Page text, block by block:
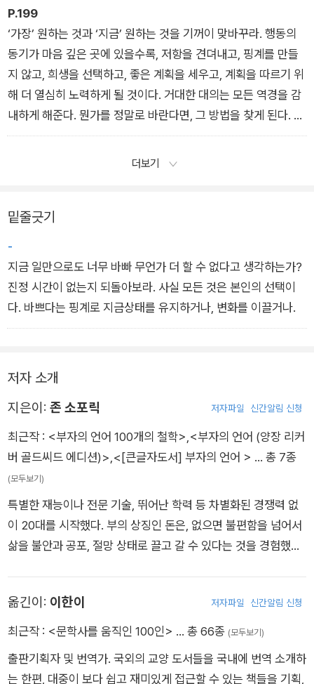
P.199
‘가장’ 원하는 것과 ‘지금’ 원하는 것을 기꺼이 맞바꾸라. 행동의
동기가 마음 깊은 곳에 있을수록, 저항을 견뎌내고, 핑계를 만들
지 않고, 희생을 선택하고, 좋은 계획을 세우고, 계획을 따르기 위
해 더 열심히 노력하게 될 것이다. 거대한 대의는 모든 역경을 감
내하게 해준다. 뭔가를 정말로 바란다면, 그 방법을 찾게 된다. 그
렇지 않다면, 핑계를 찾게 될 것이다. 성공에 대한 자신만의 결의
가 그 어떤 것보다 중요하다는 사실을 늘 마음에 간직하라.
더보기
밑줄긋기
-
지금 일만으로도 너무 바빠 무언가 더 할 수 없다고 생각하는가?
진정 시간이 없는지 되돌아보라. 사실 모든 것은 본인의 선택이
다. 바쁘다는 핑계로 지금상태를 유지하거나, 변화를 이끌거나.
저자 소개
지은이: 존 소포릭 저자파일 신간알림 신청
최근작 : <부자의 언어 100개의 철학> <부자의 언어 (양장 리커
버 골드씨드 에디션)> <[큰글자도서] 부자의 언어 > … 총 7종
(모두보기)
특별한 재능이나 전문 기술, 뛰어난 학력 등 차별화된 경쟁력 없
이 20대를 시작했다. 부의 상징인 돈은, 없으면 불편함을 넘어서
삶을 불안과 공포, 절망 상태로 끌고 갈 수 있다는 것을 경험했다.
제적 자유’라는 믿음으로, 아들에게 부자가 되기 위한 지혜를 들
려주기 위해 『부자의 언어』를 썼다.
옮긴이: 이한이 저자파일 신간알림 신청
최근작 : <문학사를 움직인 100인> … 총 66종 (모두보기)
출판기획자 및 번역가. 국외의 교양 도서들을 국내에 번역 소개하
는 한편, 대중이 보다 쉽고 재미있게 접근할 수 있는 책들을 기획,